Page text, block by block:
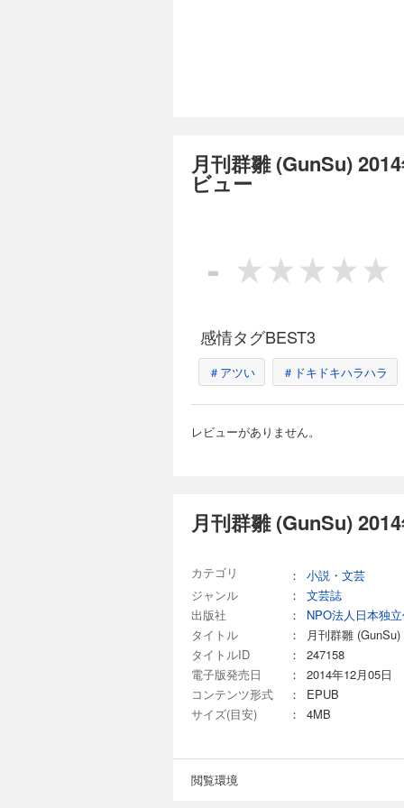
っかりお届け！ ●
な解法 ●川瀬薫『
っ、香椎２尉！』
しく』〈読切〉 や
月号！ 巻頭のゲス
ットは鳴り止まないっ』ッ！ 『月刊群雛』掲載作家は毎号一般公募。巧拙問わ
光寺かをり『のこ
（イラスト）『あ
悩』〈連載第２回〉
された悲劇の未来
晴海まどか／西野由
月刊群雛
880円 (税込)
夏だ！ 海だ！ お
ビューを掲載！ 作品の制
つの名篇を収録。 ●
ＳＦコメディ ●小林
悩』〈連載第１回〉
切〉 父親と幼い息
世界』〈読切〉 み
2015年07月号のゲ
良拓馬『幸福すぎる
Kagurazaka〈表紙
作、プロモーション
880円 (税込)
2015年06月号のゲ
載小説（第3回）と
川畑愛さんの読み
と、参加者へのインタビューを収録。 山本ゆうこ『誰の手に
〈読み切り詩集〉
まどか『ギソウク
『念力少年』〈読
幸田玲『伝説の古
月刊群雛
880円 (税込)
太郎さんの連載小説
月刊群雛 (GunSu)
ビュー
-
感情タグBEST3
＃アツい ＃ドキドキハラハラ
レビューがありません。
月刊群雛 (GunSu)
カテゴリ ：
小説・文芸
ジャンル
：
文芸誌
出版社
：
NPO法人日本独
タイトル
：
月刊群雛 (GunSu)
タイトルID
：
247158
電子版発売日
：
2014年12月05日
コンテンツ形式
：
EPUB
サイズ(目安)
： 4MB
閲覧環境